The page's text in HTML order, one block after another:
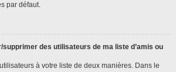
par défaut.
des utilisateurs de ma liste d’amis ou
à votre liste de deux manières. Dans le